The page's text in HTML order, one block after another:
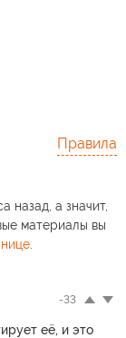
Правила
назад, а значит,
материалы вы
.
-33
её, и это